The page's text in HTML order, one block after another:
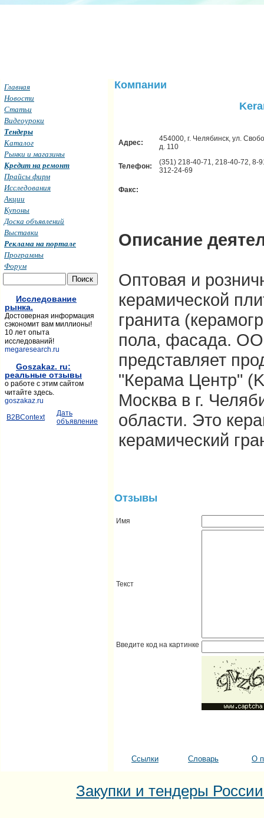
Компании
Адрес:
454000, г. Челябинск, ул.
д. 110
Телефон:
(351) 218-40-71, 218-40-72, 8-
312-24-69
Факс:
Описание
Оптовая и
керамической
гранита
пола, фасада.
представляет
"Керама Центр"
Москва в г.
области. Это
керамический
Отзывы
Имя
Текст
Введите код на картинке
Ссылки Словарь О
Главная
Новости
Статьи
Видеоуроки
Тендеры
Каталог
Рынки и магазины
Кредит на ремонт
Прайсы фирм
Исследования
Акции
Купоны
Доска объявлений
Выставки
Реклама на портале
Программы
Форум
Исследование
рынка.
Достоверная информация
сэкономит вам миллионы!
10 лет опыта
исследований!
megaresearch.ru
Goszakaz. ru:
реальные отзывы
о работе с этим сайтом
читайте здесь.
goszakaz.ru
B2BContext
Дать
объявление
Закупки и тендеры